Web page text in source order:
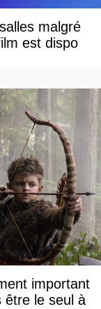
malgré
est dispo
important
être le seul à